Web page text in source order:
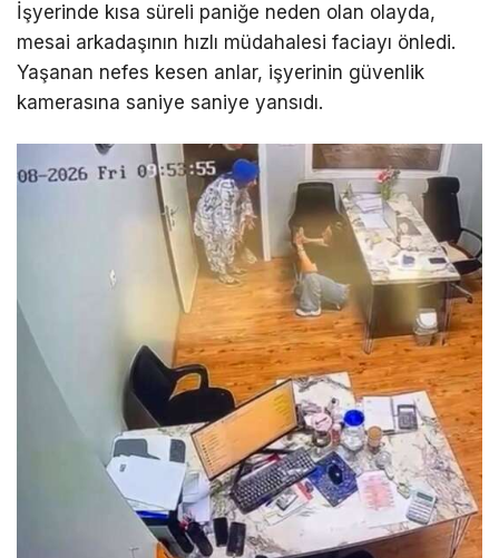
İşyerinde kısa süreli paniğe neden olan olayda,
mesai arkadaşının hızlı müdahalesi faciayı önledi.
Yaşanan nefes kesen anlar, işyerinin güvenlik
kamerasına saniye saniye yansıdı.